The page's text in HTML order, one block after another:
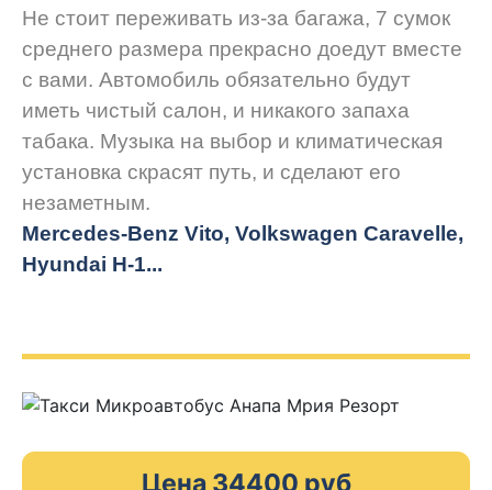
Не стоит переживать из-за багажа, 7 сумок
среднего размера прекрасно доедут вместе
с вами. Автомобиль обязательно будут
иметь чистый салон, и никакого запаха
табака. Музыка на выбор и климатическая
установка скрасят путь, и сделают его
незаметным.
Mercedes-Benz Vito, Volkswagen Caravelle,
Hyundai H-1...
Цена 34400 руб